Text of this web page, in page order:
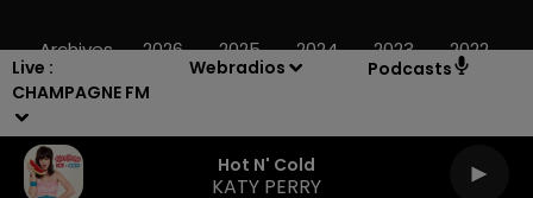
Live :
CHAMPAGNE FM
Webradios Podcasts
Hot N' Cold
KATY PERRY
Archives 2026 2025 2024 2023 2022